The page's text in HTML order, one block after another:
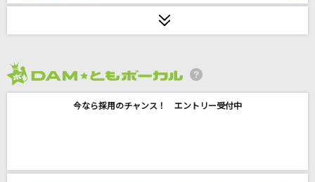
[生音]幸せ
ASIAN KUNG-FU GENERATION今なら採用のチャンス！ エントリー受付中